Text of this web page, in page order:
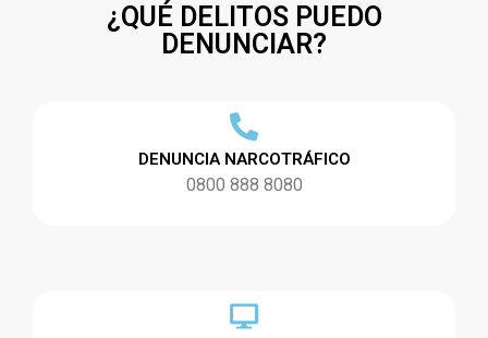
¿QUÉ DELITOS PUEDO
DENUNCIAR?
DENUNCIA NARCOTRÁFICO
0800 888 8080